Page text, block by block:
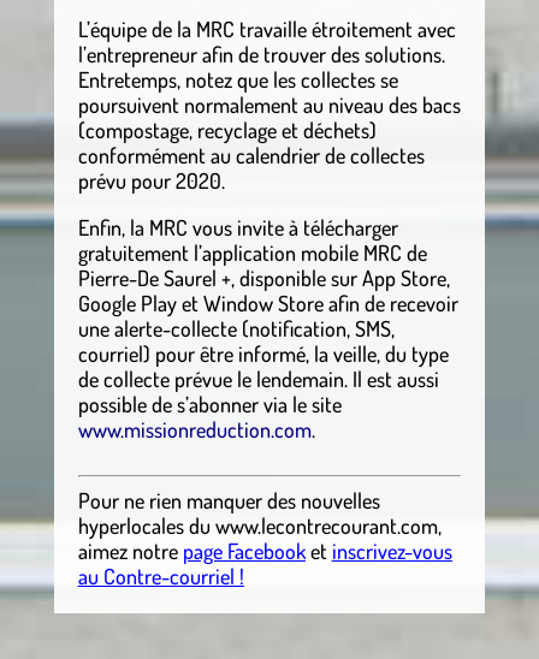
L’équipe de la MRC travaille étroitement avec
l’entrepreneur afin de trouver des solutions.
Entretemps, notez que les collectes se
poursuivent normalement au niveau des bacs
(compostage, recyclage et déchets)
conformément au calendrier de collectes
prévu pour 2020.
Enfin, la MRC vous invite à télécharger
gratuitement l’application mobile MRC de
Pierre-De Saurel +, disponible sur App Store,
Google Play et Window Store afin de recevoir
une alerte-collecte (notification, SMS,
courriel) pour être informé, la veille, du type
de collecte prévue le lendemain. Il est aussi
possible de s’abonner via le site
www.missionreduction.com.
Pour ne rien manquer des nouvelles
hyperlocalesdu www.lecontrecourant.com,
aimez notre page Facebooket inscrivez-vous
au Contre-courriel !